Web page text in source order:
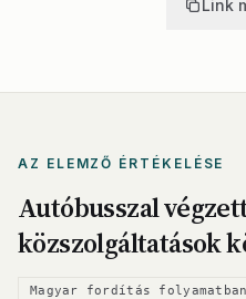
Link
AZ ELEMZŐ ÉRTÉKELÉSE
Autóbusszal
közszolgáltatások
Magyar fordítás folyamatban